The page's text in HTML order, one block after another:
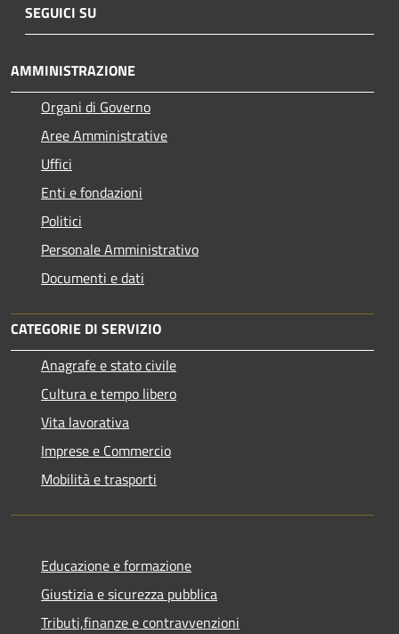
SEGUICI SU
AMMINISTRAZIONE
Organi di Governo
Aree Amministrative
Uffici
Enti e fondazioni
Politici
Personale Amministrativo
Documenti e dati
CATEGORIE DI SERVIZIO
Anagrafe e stato civile
Cultura e tempo libero
Vita lavorativa
Imprese e Commercio
Mobilità e trasporti
Educazione e formazione
Giustizia e sicurezza pubblica
Tributi,finanze e contravvenzioni